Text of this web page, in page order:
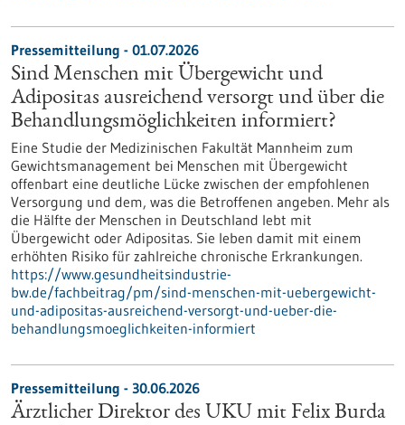
Pressemitteilung - 01.07.2026
Sind Menschen mit Übergewicht und
Adipositas ausreichend versorgt und über die
Behandlungsmöglichkeiten informiert?
Eine Studie der Medizinischen Fakultät Mannheim zum
Gewichtsmanagement bei Menschen mit Übergewicht
offenbart eine deutliche Lücke zwischen der empfohlenen
Versorgung und dem, was die Betroffenen angeben. Mehr als
die Hälfte der Menschen in Deutschland lebt mit
Übergewicht oder Adipositas. Sie leben damit mit einem
erhöhten Risiko für zahlreiche chronische Erkrankungen.
https://www.gesundheitsindustrie-
bw.de/fachbeitrag/pm/sind-menschen-mit-uebergewicht-
und-adipositas-ausreichend-versorgt-und-ueber-die-
behandlungsmoeglichkeiten-informiert
Pressemitteilung - 30.06.2026
Ärztlicher Direktor des UKU mit Felix Burda